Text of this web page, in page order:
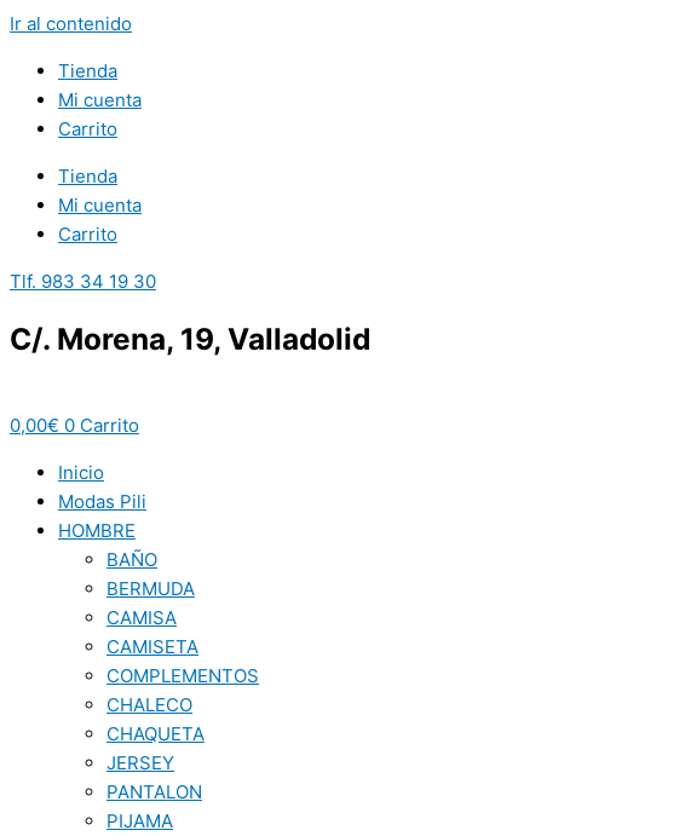
Ir al contenido
Tienda
Mi cuenta
Carrito
Tienda
Mi cuenta
Carrito
Tlf. 983 34 19 30
C/. Morena, 19, Valladolid
0,00€ 0 Carrito
Inicio
Modas Pili
HOMBRE
BAÑO
BERMUDA
CAMISA
CAMISETA
COMPLEMENTOS
CHALECO
CHAQUETA
JERSEY
PANTALON
PIJAMA